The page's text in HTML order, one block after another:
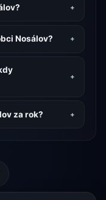
Nosálov?
za rok?